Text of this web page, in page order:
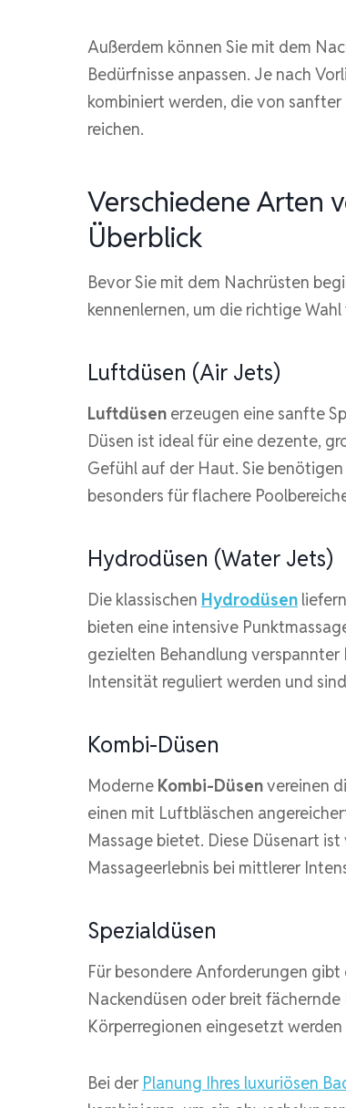
Außerdem können Sie mit dem
Bedürfnisse anpassen. Je nach
kombiniert werden, die von
reichen.
Verschiedene Arten
Überblick
Bevor Sie mit dem Nachrüsten
kennenlernen, um die richtige
Luftdüsen (Air Jets)
Luftdüsen erzeugen eine sanfte
Düsen ist ideal für eine dezente,
Gefühl auf der Haut. Sie
besonders für flachere
Hydrodüsen (Water Jets)
Die klassischen Hydrodüsen
bieten eine intensive
gezielten Behandlung verspannter
Intensität reguliert werden und
Kombi-Düsen
Moderne Kombi-Düsenvereinen
einen mit Luftbläschen
Massage bietet. Diese Düsenart
Massageerlebnis bei mittlerer
Spezialdüsen
Für besondere Anforderungen gibt
Nackendüsen oder breit
Körperregionen eingesetzt
Bei der Planung Ihres luxuriösen